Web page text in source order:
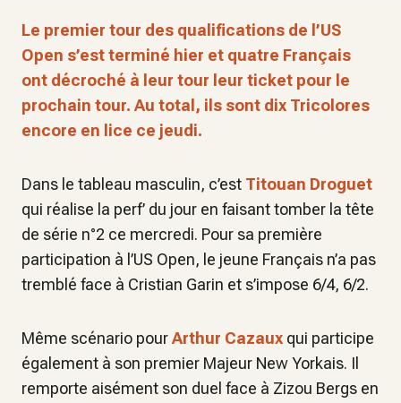
Le premier tour des qualifications de l’US
Open s’est terminé hier et quatre Français
ont décroché à leur tour leur ticket pour le
prochain tour. Au total, ils sont dix Tricolores
encore en lice ce jeudi.
Dans le tableau masculin, c’est Titouan Droguet
qui réalise la perf’ du jour en faisant tomber la tête
de série n°2 ce mercredi. Pour sa première
participation à l’US Open, le jeune Français n’a pas
tremblé face à Cristian Garin et s’impose 6/4, 6/2.
Même scénario pourArthur Cazaux qui participe
également à son premier Majeur New Yorkais. Il
remporte aisément son duel face à Zizou Bergs en